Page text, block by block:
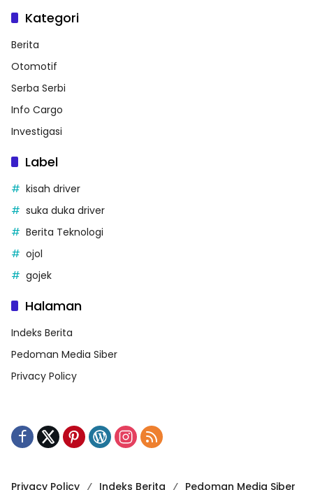
Kategori
Berita
Otomotif
Serba Serbi
Info Cargo
Investigasi
Label
kisah driver
suka duka driver
Berita Teknologi
ojol
gojek
Halaman
Indeks Berita
Pedoman Media Siber
Privacy Policy
Privacy Policy Indeks Berita Pedoman Media Siber